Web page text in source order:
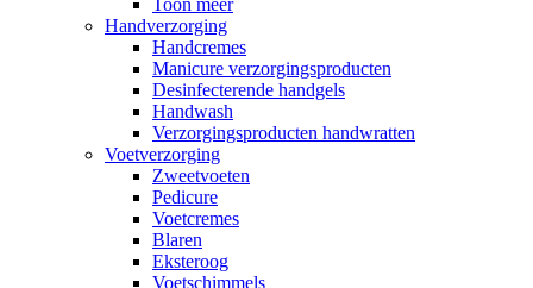
Handverzorging
Handcremes
Manicure verzorgingsproducten
Desinfecterende handgels
Handwash
Verzorgingsproducten handwratten
Voetverzorging
Zweetvoeten
Pedicure
Voetcremes
Blaren
Eksteroog
Voetschimmels